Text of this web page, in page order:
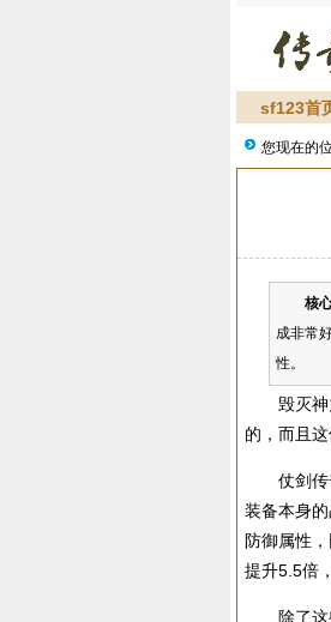
sf123首
您现在的
核心
成非常
性。
毁灭神
的，而且
仗剑传奇
装备本身
防御属性
提升5.5倍
除了这些